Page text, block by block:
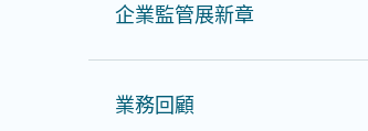
企業監管展新章
業務回顧